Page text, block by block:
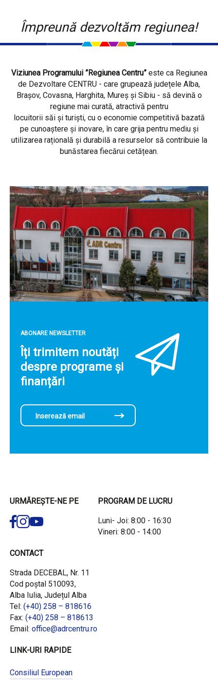
Împreună dezvoltăm regiunea!
Viziunea Programului ”Regiunea Centru”este ca Regiunea
de Dezvoltare CENTRU - care grupează județele Alba,
Brașov, Covasna, Harghita, Mureș și Sibiu - să devină o
regiune mai curată, atractivă pentru
locuitorii săi și turiști, cu o economie competitivă bazată
pe cunoaștere și inovare, în care grija pentru mediu și
utilizarea rațională și durabilă a resurselor să contribuie la
bunăstarea fiecărui cetățean.
ABONARE NEWSLETTER
Îți trimitem noutăți
despre programe și
finanțări
URMĂREȘTE-NE PE PROGRAM DE LUCRU
Luni- Joi: 8:00 - 16:30
Vineri: 8:00 - 14:00
CONTACT
Strada DECEBAL, Nr. 11
Cod poștal 510093,
Alba Iulia, Județul Alba
Tel: (+40) 258 – 818616
Fax: (+40) 258 – 818613
Email: office@adrcentru.ro
LINK-URI RAPIDE
Consiliul European